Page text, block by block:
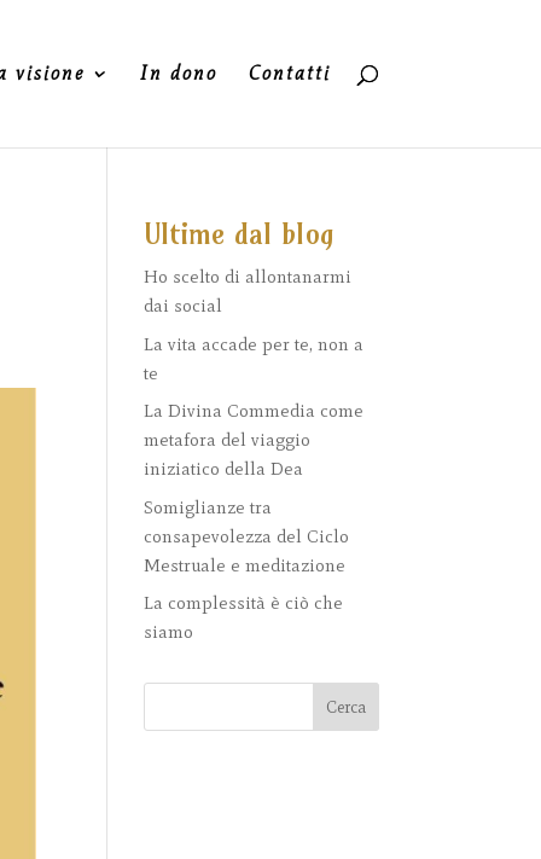
visione In dono Contatti
Ultime dal blog
Ho scelto di allontanarmi
dai social
La vita accade per te, non a
te
La Divina Commedia come
metafora del viaggio
iniziatico della Dea
Somiglianze tra
consapevolezza del Ciclo
Mestruale e meditazione
La complessità è ciò che
siamo